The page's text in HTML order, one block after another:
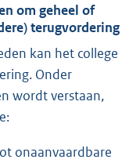
om geheel of
terugvordering
kan het college
Onder
wordt verstaan,
onaanvaardbare